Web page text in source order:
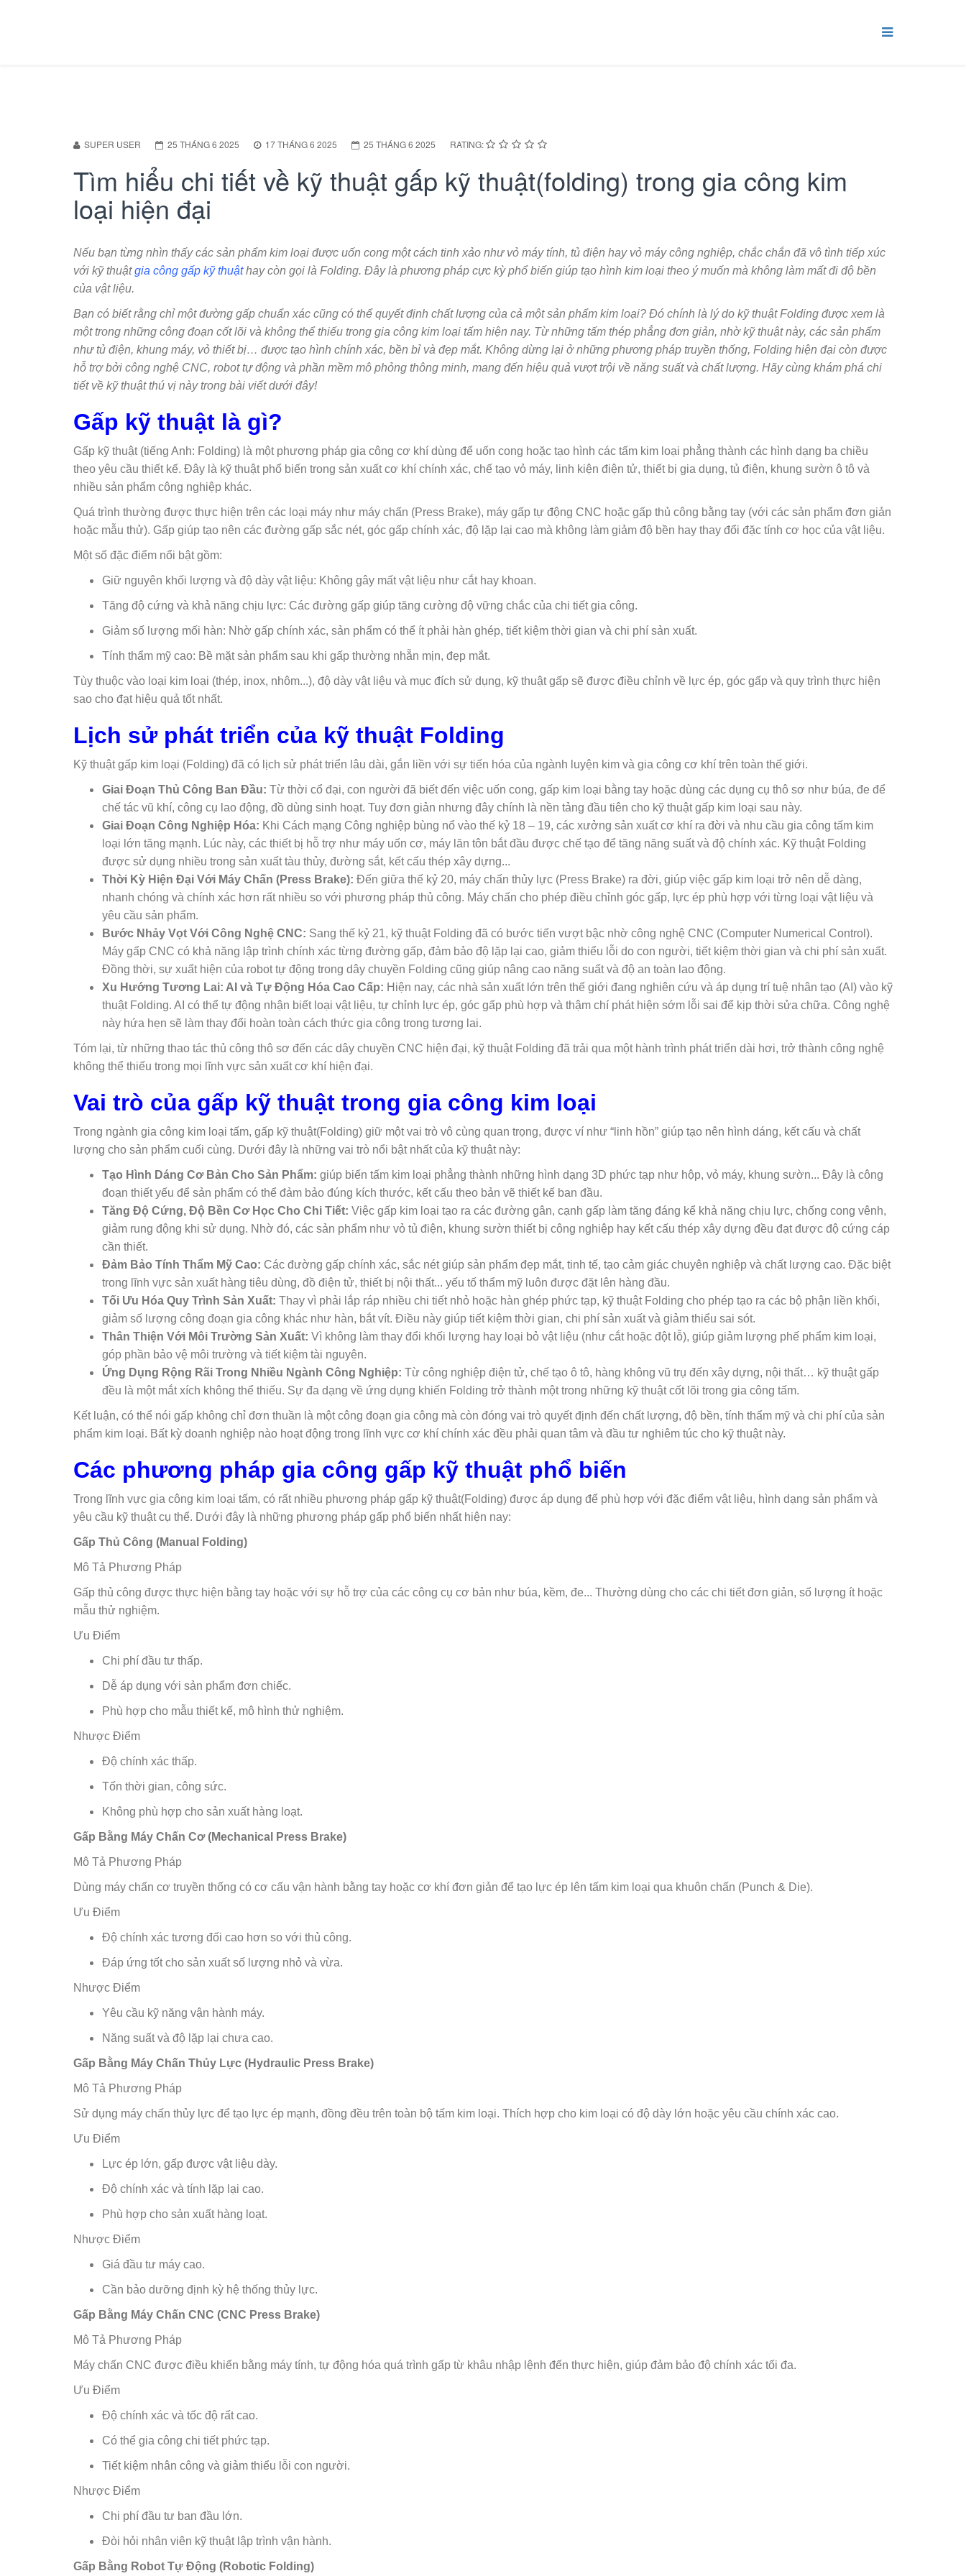
SUPER USER 25 THÁNG 6 2025 17 THÁNG 6 2025 25 THÁNG 6 2025 RATING:
Tìm hiểu chi tiết về kỹ thuật gấp kỹ thuật(folding) trong gia công kim
loại hiện đại
Nếu bạn từng nhìn thấy các sản phẩm kim loại được uốn cong một cách tinh xảo như vỏ máy tính, tủ điện hay vỏ máy công nghiệp, chắc chắn đã vô tình tiếp xúc
với kỹ thuậtgia công gấp kỹ thuậthay còn gọi là Folding. Đây là phương pháp cực kỳ phổ biến giúp tạo hình kim loại theo ý muốn mà không làm mất đi độ bền
của vật liệu.
Bạn có biết rằng chỉ một đường gấp chuẩn xác cũng có thể quyết định chất lượng của cả một sản phẩm kim loại? Đó chính là lý do kỹ thuật Folding được xem là
một trong những công đoạn cốt lõi và không thể thiếu trong gia công kim loại tấm hiện nay. Từ những tấm thép phẳng đơn giản, nhờ kỹ thuật này, các sản phẩm
như tủ điện, khung máy, vỏ thiết bị… được tạo hình chính xác, bền bỉ và đẹp mắt. Không dừng lại ở những phương pháp truyền thống, Folding hiện đại còn được
hỗ trợ bởi công nghệ CNC, robot tự động và phần mềm mô phỏng thông minh, mang đến hiệu quả vượt trội về năng suất và chất lượng. Hãy cùng khám phá chi
tiết về kỹ thuật thú vị này trong bài viết dưới đây!
Gấp kỹ thuật là gì?
Gấp kỹ thuật (tiếng Anh: Folding) là một phương pháp gia công cơ khí dùng để uốn cong hoặc tạo hình các tấm kim loại phẳng thành các hình dạng ba chiều
theo yêu cầu thiết kế. Đây là kỹ thuật phổ biến trong sản xuất cơ khí chính xác, chế tạo vỏ máy, linh kiện điện tử, thiết bị gia dụng, tủ điện, khung sườn ô tô và
nhiều sản phẩm công nghiệp khác.
Quá trình thường được thực hiện trên các loại máy như máy chấn (Press Brake), máy gấp tự động CNC hoặc gấp thủ công bằng tay (với các sản phẩm đơn giản
hoặc mẫu thử). Gấp giúp tạo nên các đường gấp sắc nét, góc gấp chính xác, độ lặp lại cao mà không làm giảm độ bền hay thay đổi đặc tính cơ học của vật liệu.
Một số đặc điểm nổi bật gồm:
Giữ nguyên khối lượng và độ dày vật liệu: Không gây mất vật liệu như cắt hay khoan.
Tăng độ cứng và khả năng chịu lực: Các đường gấp giúp tăng cường độ vững chắc của chi tiết gia công.
Giảm số lượng mối hàn: Nhờ gấp chính xác, sản phẩm có thể ít phải hàn ghép, tiết kiệm thời gian và chi phí sản xuất.
Tính thẩm mỹ cao: Bề mặt sản phẩm sau khi gấp thường nhẵn mịn, đẹp mắt.
Tùy thuộc vào loại kim loại (thép, inox, nhôm...), độ dày vật liệu và mục đích sử dụng, kỹ thuật gấp sẽ được điều chỉnh về lực ép, góc gấp và quy trình thực hiện
sao cho đạt hiệu quả tốt nhất.
Lịch sử phát triển của kỹ thuật Folding
Kỹ thuật gấp kim loại (Folding) đã có lịch sử phát triển lâu dài, gắn liền với sự tiến hóa của ngành luyện kim và gia công cơ khí trên toàn thế giới.
Giai Đoạn Thủ Công Ban Đầu: Từ thời cổ đại, con người đã biết đến việc uốn cong, gấp kim loại bằng tay hoặc dùng các dụng cụ thô sơ như búa, đe để
chế tác vũ khí, công cụ lao động, đồ dùng sinh hoạt. Tuy đơn giản nhưng đây chính là nền tảng đầu tiên cho kỹ thuật gấp kim loại sau này.
Giai Đoạn Công Nghiệp Hóa: Khi Cách mạng Công nghiệp bùng nổ vào thế kỷ 18 – 19, các xưởng sản xuất cơ khí ra đời và nhu cầu gia công tấm kim
loại lớn tăng mạnh. Lúc này, các thiết bị hỗ trợ như máy uốn cơ, máy lăn tôn bắt đầu được chế tạo để tăng năng suất và độ chính xác. Kỹ thuật Folding
được sử dụng nhiều trong sản xuất tàu thủy, đường sắt, kết cấu thép xây dựng...
Thời Kỳ Hiện Đại Với Máy Chấn (Press Brake): Đến giữa thế kỷ 20, máy chấn thủy lực (Press Brake) ra đời, giúp việc gấp kim loại trở nên dễ dàng,
nhanh chóng và chính xác hơn rất nhiều so với phương pháp thủ công. Máy chấn cho phép điều chỉnh góc gấp, lực ép phù hợp với từng loại vật liệu và
yêu cầu sản phẩm.
Bước Nhảy Vọt Với Công Nghệ CNC: Sang thế kỷ 21, kỹ thuật Folding đã có bước tiến vượt bậc nhờ công nghệ CNC (Computer Numerical Control).
Máy gấp CNC có khả năng lập trình chính xác từng đường gấp, đảm bảo độ lặp lại cao, giảm thiểu lỗi do con người, tiết kiệm thời gian và chi phí sản xuất.
Đồng thời, sự xuất hiện của robot tự động trong dây chuyền Folding cũng giúp nâng cao năng suất và độ an toàn lao động.
Xu Hướng Tương Lai: AI và Tự Động Hóa Cao Cấp: Hiện nay, các nhà sản xuất lớn trên thế giới đang nghiên cứu và áp dụng trí tuệ nhân tạo (AI) vào kỹ
thuật Folding. AI có thể tự động nhận biết loại vật liệu, tự chỉnh lực ép, góc gấp phù hợp và thậm chí phát hiện sớm lỗi sai để kịp thời sửa chữa. Công nghệ
này hứa hẹn sẽ làm thay đổi hoàn toàn cách thức gia công trong tương lai.
Tóm lại, từ những thao tác thủ công thô sơ đến các dây chuyền CNC hiện đại, kỹ thuật Folding đã trải qua một hành trình phát triển dài hơi, trở thành công nghệ
không thể thiếu trong mọi lĩnh vực sản xuất cơ khí hiện đại.
Vai trò của gấp kỹ thuật trong gia công kim loại
Trong ngành gia công kim loại tấm, gấp kỹ thuật(Folding) giữ một vai trò vô cùng quan trọng, được ví như “linh hồn” giúp tạo nên hình dáng, kết cấu và chất
lượng cho sản phẩm cuối cùng. Dưới đây là những vai trò nổi bật nhất của kỹ thuật này:
Tạo Hình Dáng Cơ Bản Cho Sản Phẩm: giúp biến tấm kim loại phẳng thành những hình dạng 3D phức tạp như hộp, vỏ máy, khung sườn... Đây là công
đoạn thiết yếu để sản phẩm có thể đảm bảo đúng kích thước, kết cấu theo bản vẽ thiết kế ban đầu.
Tăng Độ Cứng, Độ Bền Cơ Học Cho Chi Tiết: Việc gấp kim loại tạo ra các đường gân, cạnh gấp làm tăng đáng kể khả năng chịu lực, chống cong vênh,
giảm rung động khi sử dụng. Nhờ đó, các sản phẩm như vỏ tủ điện, khung sườn thiết bị công nghiệp hay kết cấu thép xây dựng đều đạt được độ cứng cáp
cần thiết.
Đảm Bảo Tính Thẩm Mỹ Cao: Các đường gấp chính xác, sắc nét giúp sản phẩm đẹp mắt, tinh tế, tạo cảm giác chuyên nghiệp và chất lượng cao. Đặc biệt
trong lĩnh vực sản xuất hàng tiêu dùng, đồ điện tử, thiết bị nội thất... yếu tố thẩm mỹ luôn được đặt lên hàng đầu.
Tối Ưu Hóa Quy Trình Sản Xuất: Thay vì phải lắp ráp nhiều chi tiết nhỏ hoặc hàn ghép phức tạp, kỹ thuật Folding cho phép tạo ra các bộ phận liền khối,
giảm số lượng công đoạn gia công khác như hàn, bắt vít. Điều này giúp tiết kiệm thời gian, chi phí sản xuất và giảm thiểu sai sót.
Thân Thiện Với Môi Trường Sản Xuất: Vì không làm thay đổi khối lượng hay loại bỏ vật liệu (như cắt hoặc đột lỗ), giúp giảm lượng phế phẩm kim loại,
góp phần bảo vệ môi trường và tiết kiệm tài nguyên.
Ứng Dụng Rộng Rãi Trong Nhiều Ngành Công Nghiệp: Từ công nghiệp điện tử, chế tạo ô tô, hàng không vũ trụ đến xây dựng, nội thất… kỹ thuật gấp
đều là một mắt xích không thể thiếu. Sự đa dạng về ứng dụng khiến Folding trở thành một trong những kỹ thuật cốt lõi trong gia công tấm.
Kết luận, có thể nói gấp không chỉ đơn thuần là một công đoạn gia công mà còn đóng vai trò quyết định đến chất lượng, độ bền, tính thẩm mỹ và chi phí của sản
phẩm kim loại. Bất kỳ doanh nghiệp nào hoạt động trong lĩnh vực cơ khí chính xác đều phải quan tâm và đầu tư nghiêm túc cho kỹ thuật này.
Các phương pháp gia công gấp kỹ thuật phổ biến
Trong lĩnh vực gia công kim loại tấm, có rất nhiều phương pháp gấp kỹ thuật(Folding) được áp dụng để phù hợp với đặc điểm vật liệu, hình dạng sản phẩm và
yêu cầu kỹ thuật cụ thể. Dưới đây là những phương pháp gấp phổ biến nhất hiện nay:
Gấp Thủ Công (Manual Folding)
Mô Tả Phương Pháp
Gấp thủ công được thực hiện bằng tay hoặc với sự hỗ trợ của các công cụ cơ bản như búa, kềm, đe... Thường dùng cho các chi tiết đơn giản, số lượng ít hoặc
mẫu thử nghiệm.
Ưu Điểm
Chi phí đầu tư thấp.
Dễ áp dụng với sản phẩm đơn chiếc.
Phù hợp cho mẫu thiết kế, mô hình thử nghiệm.
Nhược Điểm
Độ chính xác thấp.
Tốn thời gian, công sức.
Không phù hợp cho sản xuất hàng loạt.
Gấp Bằng Máy Chấn Cơ (Mechanical Press Brake)
Mô Tả Phương Pháp
Dùng máy chấn cơ truyền thống có cơ cấu vận hành bằng tay hoặc cơ khí đơn giản để tạo lực ép lên tấm kim loại qua khuôn chấn (Punch & Die).
Ưu Điểm
Độ chính xác tương đối cao hơn so với thủ công.
Đáp ứng tốt cho sản xuất số lượng nhỏ và vừa.
Nhược Điểm
Yêu cầu kỹ năng vận hành máy.
Năng suất và độ lặp lại chưa cao.
Gấp Bằng Máy Chấn Thủy Lực (Hydraulic Press Brake)
Mô Tả Phương Pháp
Sử dụng máy chấn thủy lực để tạo lực ép mạnh, đồng đều trên toàn bộ tấm kim loại. Thích hợp cho kim loại có độ dày lớn hoặc yêu cầu chính xác cao.
Ưu Điểm
Lực ép lớn, gấp được vật liệu dày.
Độ chính xác và tính lặp lại cao.
Phù hợp cho sản xuất hàng loạt.
Nhược Điểm
Giá đầu tư máy cao.
Cần bảo dưỡng định kỳ hệ thống thủy lực.
Gấp Bằng Máy Chấn CNC (CNC Press Brake)
Mô Tả Phương Pháp
Máy chấn CNC được điều khiển bằng máy tính, tự động hóa quá trình gấp từ khâu nhập lệnh đến thực hiện, giúp đảm bảo độ chính xác tối đa.
Ưu Điểm
Độ chính xác và tốc độ rất cao.
Có thể gia công chi tiết phức tạp.
Tiết kiệm nhân công và giảm thiểu lỗi con người.
Nhược Điểm
Chi phí đầu tư ban đầu lớn.
Đòi hỏi nhân viên kỹ thuật lập trình vận hành.
Gấp Bằng Robot Tự Động (Robotic Folding)